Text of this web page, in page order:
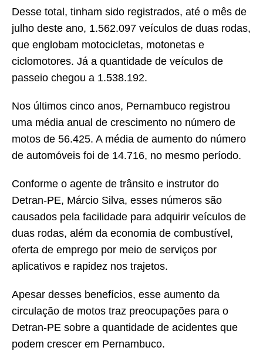
Desse total, tinham sido registrados, até o mês de
julho deste ano, 1.562.097 veículos de duas rodas,
que englobam motocicletas, motonetas e
ciclomotores. Já a quantidade de veículos de
passeio chegou a 1.538.192.
Nos últimos cinco anos, Pernambuco registrou
uma média anual de crescimento no número de
motos de 56.425. A média de aumento do número
de automóveis foi de 14.716, no mesmo período.
Conforme o agente de trânsito e instrutor do
Detran-PE, Márcio Silva, esses números são
causados pela facilidade para adquirir veículos de
duas rodas, além da economia de combustível,
oferta de emprego por meio de serviços por
aplicativos e rapidez nos trajetos.
Apesar desses benefícios, esse aumento da
circulação de motos traz preocupações para o
Detran-PE sobre a quantidade de acidentes que
podem crescer em Pernambuco.